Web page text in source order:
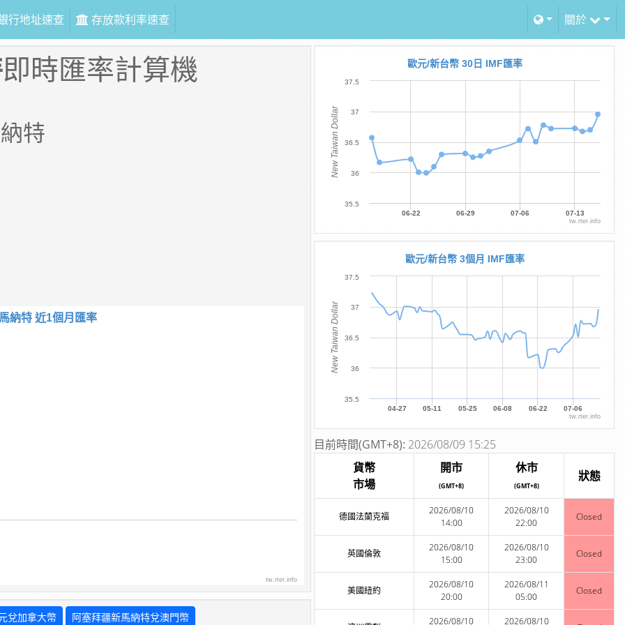
行地址速查 存放款利率速查 關於
即時匯率計算機
特
納特 近1個月匯率
tw.rter.info
兌加拿大幣 阿塞拜疆新馬納特兌澳門幣
New Taiwan Dollar
歐元/新台幣 30日 IMF匯率
06-22 06-29 07-06 07-13
35.5
36
36.5
37
37.5
tw.rter.info
New Taiwan Dollar
歐元/新台幣 3個月 IMF匯率
04-27 05-11 05-25 06-08 06-22 07-06
35.5
36
36.5
37
37.5
tw.rter.info
目前時間(GMT+8): 2026/08/09 15:25
貨幣
市場
開市
(GMT+8)
休市
(GMT+8)
狀態
德國法蘭克福
2026/08/10
14:00
2026/08/10
22:00
Closed
英國倫敦
2026/08/10
15:00
2026/08/10
23:00
Closed
美國紐約
2026/08/10
20:00
2026/08/11
05:00
Closed
2026/08/10 2026/08/10